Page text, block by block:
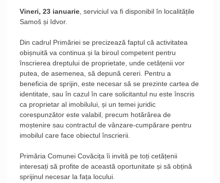
Vineri, 23 ianuarie , serviciul va fi disponibil în localitățile
Samoš și Idvor.
Din cadrul Primăriei se precizează faptul că activitatea
obișnuită va continua și la biroul competent pentru
înscrierea dreptului de proprietate, unde cetățenii vor
putea, de asemenea, să depună cereri. Pentru a
beneficia de sprijin, este necesar să se prezinte cartea de
identitate, sau în cazul în care solicitantul nu este înscris
ca proprietar al imobilului, și un temei juridic
corespunzător este valabil, precum hotărârea de
moștenire sau contractul de vânzare-cumpărare pentru
imobilul care face obiectul înscrierii.
Primăria Comunei Covăcița îi invită pe toți cetățenii
interesați să profite de această oportunitate și să obțină
sprijinul necesar la fața locului.